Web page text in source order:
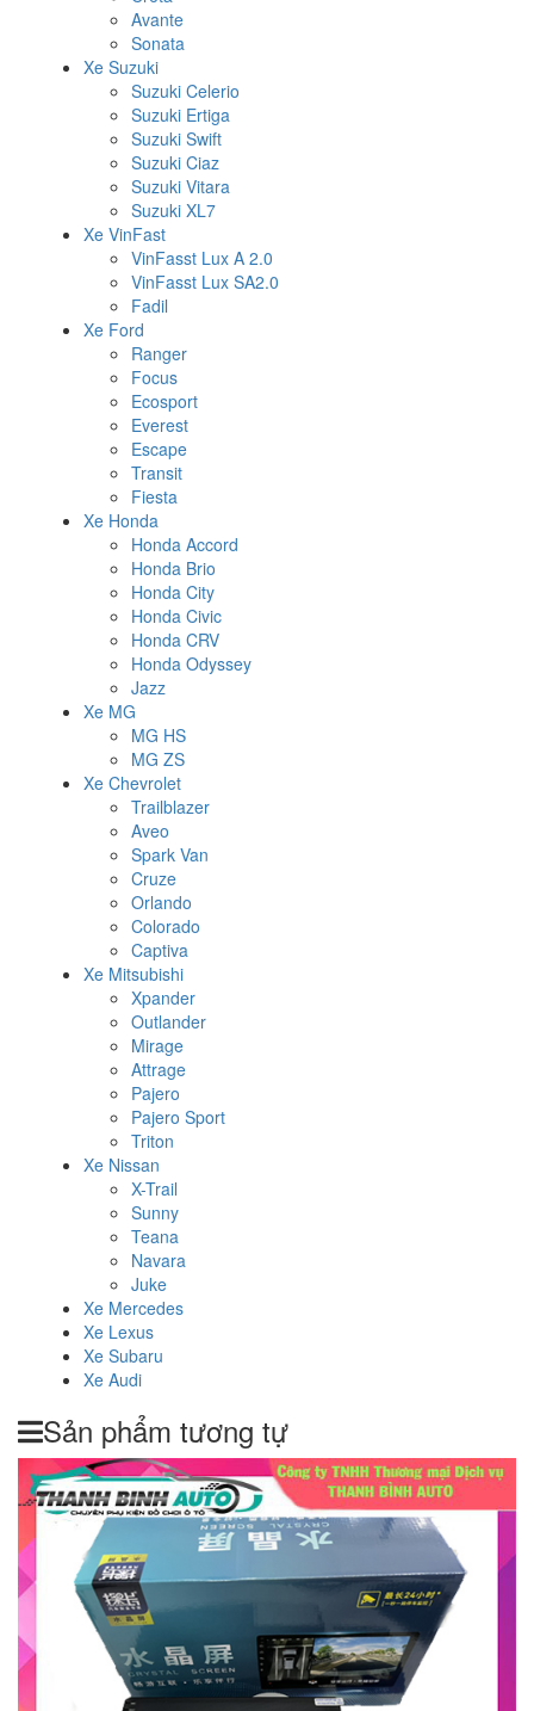
Avante
Sonata
Xe Suzuki
Suzuki Celerio
Suzuki Ertiga
Suzuki Swift
Suzuki Ciaz
Suzuki Vitara
Suzuki XL7
Xe VinFast
VinFasst Lux A 2.0
VinFasst Lux SA2.0
Fadil
Xe Ford
Ranger
Focus
Ecosport
Everest
Escape
Transit
Fiesta
Xe Honda
Honda Accord
Honda Brio
Honda City
Honda Civic
Honda CRV
Honda Odyssey
Jazz
Xe MG
MG HS
MG ZS
Xe Chevrolet
Trailblazer
Aveo
Spark Van
Cruze
Orlando
Colorado
Captiva
Xe Mitsubishi
Xpander
Outlander
Mirage
Attrage
Pajero
Pajero Sport
Triton
Xe Nissan
X-Trail
Sunny
Teana
Navara
Juke
Xe Mercedes
Xe Lexus
Xe Subaru
Xe Audi
Sản phẩm tương tự